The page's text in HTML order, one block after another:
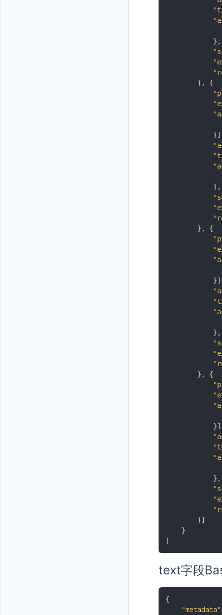
} ,
} ,
{
}]
} ,
} ,
{
}]
} ,
} ,
{
}]
} ,
}]
}
}
text字段
{
"metadata"